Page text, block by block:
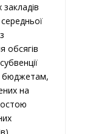
обсягів
бюджетам,
на